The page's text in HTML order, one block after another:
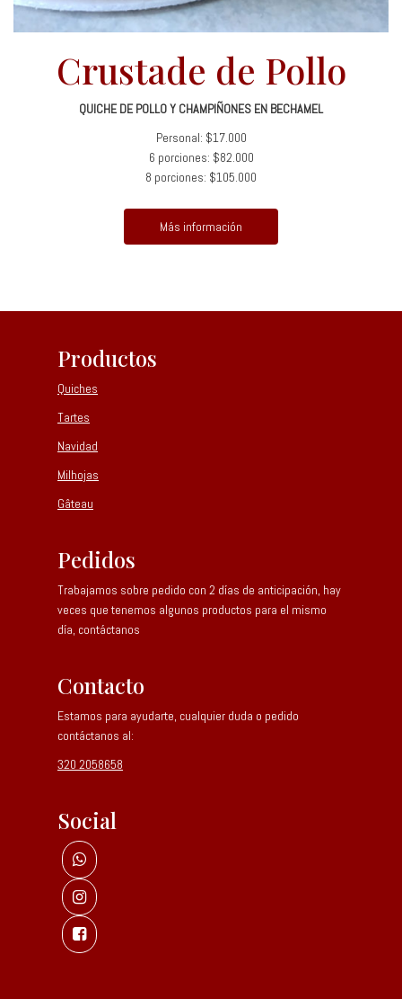
Crustade de Pollo
QUICHE DE POLLO Y CHAMPIÑONES EN BECHAMEL
Personal: $17.000
6 porciones: $82.000
8 porciones: $105.000
Más información
Productos
Quiches
Tartes
Navidad
Milhojas
Gâteau
Pedidos
Trabajamos sobre pedido con 2 días de anticipación, hay
veces que tenemos algunos productos para el mismo
día, contáctanos
Contacto
Estamos para ayudarte, cualquier duda o pedido
contáctanos al:
320 2058658
Social